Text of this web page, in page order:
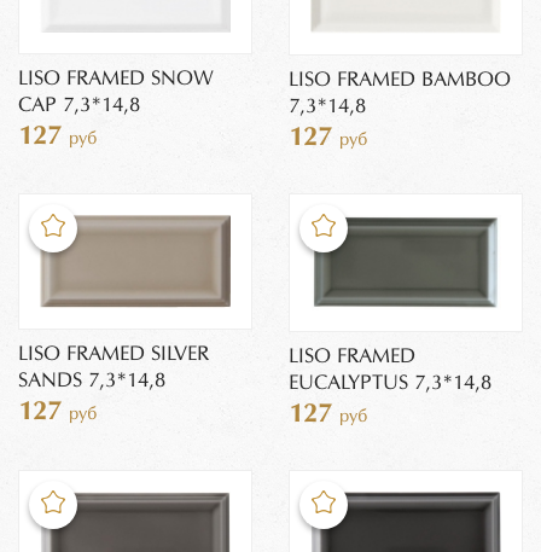
LISO FRAMED SNOW
CAP 7,3*14,8
127 руб
LISO FRAMED BAMBOO
7,3*14,8
127 руб
LISO FRAMED SILVER
SANDS 7,3*14,8
127 руб
LISO FRAMED
EUCALYPTUS 7,3*14,8
127 руб